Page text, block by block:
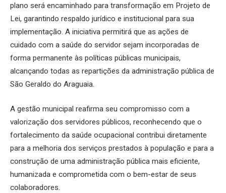
plano será encaminhado para transformação em Projeto de
Lei, garantindo respaldo jurídico e institucional para sua
implementação. A iniciativa permitirá que as ações de
cuidado com a saúde do servidor sejam incorporadas de
forma permanente às políticas públicas municipais,
alcançando todas as repartições da administração pública de
São Geraldo do Araguaia.
A gestão municipal reafirma seu compromisso com a
valorização dos servidores públicos, reconhecendo que o
fortalecimento da saúde ocupacional contribui diretamente
para a melhoria dos serviços prestados à população e para a
construção de uma administração pública mais eficiente,
humanizada e comprometida com o bem-estar de seus
colaboradores.